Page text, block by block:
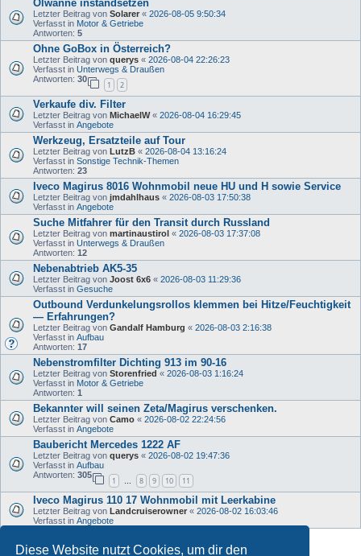
Diese Website nutzt Cookies, um dir den
Ölwanne instandsetzen
Letzter Beitrag von Solarer « 2026-08-05 9:50:34
Verfasst in Motor & Getriebe
Antworten: 5
Ohne GoBox in Österreich?
Letzter Beitrag von querys « 2026-08-04 22:26:23
Verfasst in Unterwegs & Draußen
Antworten: 30
1 2
Verkaufe div. Filter
Letzter Beitrag von MichaelW« 2026-08-04 16:29:45
Verfasst in Angebote
Werkzeug, Ersatzteile auf Tour
Letzter Beitrag von LutzB « 2026-08-04 13:16:24
Verfasst in Sonstige Technik-Themen
Antworten: 23
Iveco Magirus 8016 Wohnmobil neue HU und H sowie Service
Letzter Beitrag von jmdahlhaus « 2026-08-03 17:50:38
Verfasst in Angebote
Suche Mitfahrer für den Transit durch Russland
Letzter Beitrag von martinaustirol « 2026-08-03 17:37:08
Verfasst in Unterwegs & Draußen
Antworten: 12
Nebenabtrieb AK5-35
Letzter Beitrag von Joost 6x6 « 2026-08-03 11:29:36
Verfasst in Gesuche
Outbound Verdunkelungsrollos klemmen bei Hitze/Feuchtigkeit
— Erfahrungen?
Letzter Beitrag von Gandalf Hamburg « 2026-08-03 2:16:38
Verfasst in Aufbau
Antworten: 17
Nebenstromfilter Dichting 913 im 90-16
Letzter Beitrag von Storenfried « 2026-08-03 1:16:24
Verfasst in Motor & Getriebe
Antworten: 1
Bekannter will seinen Zeta/Magirus verschenken.
Letzter Beitrag von Camo « 2026-08-02 22:24:56
Verfasst in Angebote
Baubericht Mercedes 1222 AF
Letzter Beitrag von querys « 2026-08-02 19:47:36
Verfasst in Aufbau
Antworten: 305
1 … 8 9 10 11
Iveco Magirus 110 17 Wohnmobil mit Leerkabine
Letzter Beitrag von Landcruiserowner « 2026-08-02 16:03:46
Verfasst in Angebote